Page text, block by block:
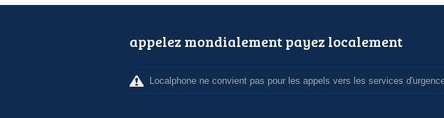
appelez mondialement payez localement
Localphone ne convient pas pour les appels vers les services